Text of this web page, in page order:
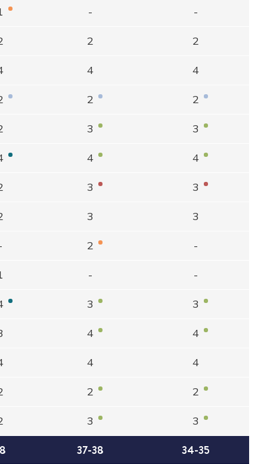
- -
2 2
4 4
2 2
3 3
4 4
3 3
3 3
2 -
- -
3 3
4 4
4 4
2 2
3 3
37-38
34-35